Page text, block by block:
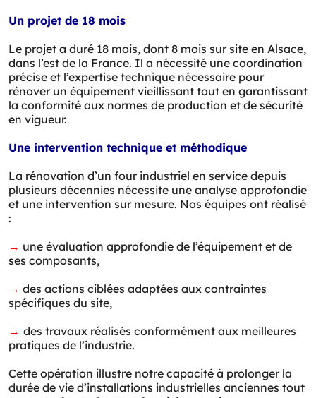
Un projet de 18 mois
Le projet a duré 18 mois, dont 8 mois sur site en Alsace,
dans l’est de la France. Il a nécessité une coordination
précise et l’expertise technique nécessaire pour
rénover un équipement vieillissant tout en garantissant
la conformité aux normes de production et de sécurité
en vigueur.
Une intervention technique et méthodique
La rénovation d’un four industriel en service depuis
plusieurs décennies nécessite une analyse approfondie
et une intervention sur mesure. Nos équipes ont réalisé
:
→ une évaluation approfondie de l’équipement et de
ses composants,
→ des actions ciblées adaptées aux contraintes
spécifiques du site,
→ des travaux réalisés conformément aux meilleures
pratiques de l’industrie.
Cette opération illustre notre capacité à prolonger la
durée de vie d’installations industrielles anciennes tout